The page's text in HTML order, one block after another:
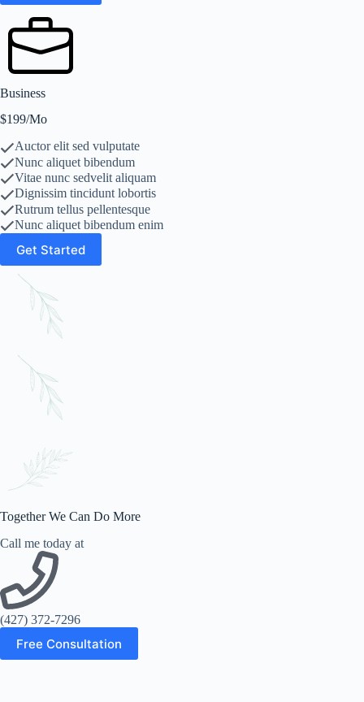
Business
$199/Mo
Auctor elit sed vulputate
Nunc aliquet bibendum
Vitae nunc sedvelit aliquam
Dignissim tincidunt lobortis
Rutrum tellus pellentesque
Nunc aliquet bibendum enim
Get Started
Together We Can Do More
Call me today at
(427) 372-7296
Free Consultation